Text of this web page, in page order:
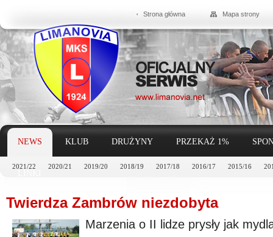
Strona główna Mapa strony
NEWS
2021/22 2020/21 2019/20 2018/19 2017/18 2016/17 2015/16
KLUB DRUŻYNY PRZEKAŻ 1%
Twierdza Zambrów niezdobyta
Marzenia o II lidze prysły jak